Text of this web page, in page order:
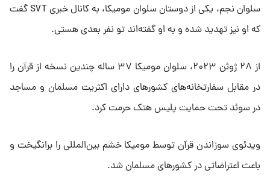
سلوان نجم، یکی از دوستان سلوان مومیکا، به کانال خبری SVT گفت
که او نیز تهدید شده و به او گفته‌اند تو نفر بعدی هستی.
از ۲۸ ژوئن ۲۰۲۳، سلوان مومیکا ۳۷ ساله چندین نسخه از قرآن را
در مقابل سفارتخانه‌های کشورهای دارای اکثریت مسلمان و مساجد
در سوئد تحت حمایت پلیس هتک حرمت کرد.
ویدئوی سوزاندن قرآن توسط مومیکا خشم بین‌المللی را برانگیخت و
باعث اعتراضاتی در کشورهای مسلمان شد.